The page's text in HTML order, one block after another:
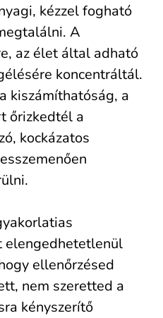
kézzel fogható
A
az élet által adható
koncentráltál.
kiszámíthatóság, a
őrizkedtél a
kockázatos
elengedhetetlenül
ellenőrzésed
nem szeretted a
kényszerítő